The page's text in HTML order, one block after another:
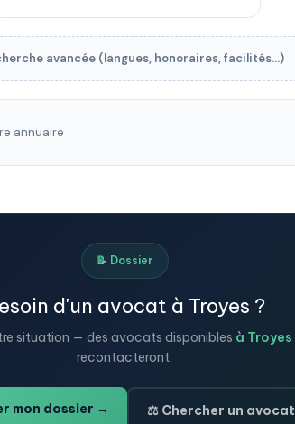
avancée (langues, honoraires, facilités...)
annuaire
📝 Dossier
d'un avocat à Troyes ?
situation — des avocats disponibles à Troyes
recontacteront.
mon dossier → ⚖️ Chercher un avocat